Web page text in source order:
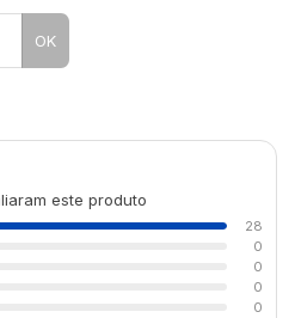
OK
este produto
28
0
0
0
0